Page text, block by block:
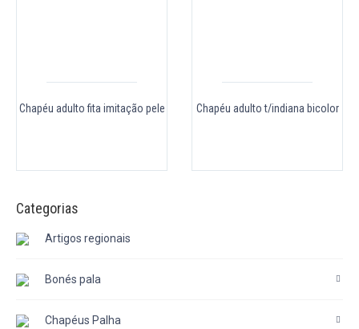
Chapéu adulto fita imitação pele Chapéu adulto t/indiana bicolor
Categorias
Artigos regionais
Bonés pala
Chapéus Palha